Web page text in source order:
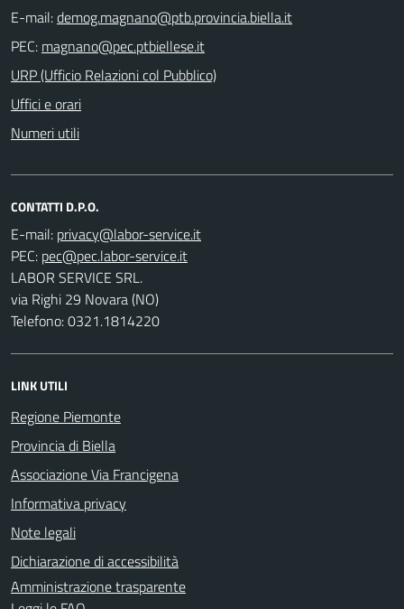
E-mail:
PEC:
URP (Ufficio Relazioni col Pubblico)
Uffici e orari
Numeri utili
CONTATTI D.P.O.
E-mail:
PEC:
LABOR SERVICE SRL.
via Righi 29 Novara (NO)
Telefono: 0321.1814220
LINK UTILI
Regione Piemonte
Provincia di Biella
Associazione Via Francigena
Informativa privacy
Note legali
Dichiarazione di accessibilità
Amministrazione trasparente